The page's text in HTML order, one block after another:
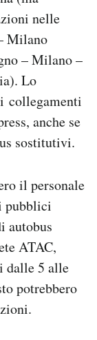
nelle
Milano
– Milano –
Lo
collegamenti
anche se
sostitutivi.
il personale
pubblici
autobus
ATAC,
dalle 5 alle
potrebbero